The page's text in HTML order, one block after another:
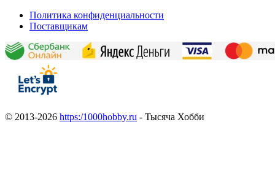
Политика конфиденциальности
Поставщикам
© 2013-2026 https:/1000hobby.ru - Тысяча Хобби